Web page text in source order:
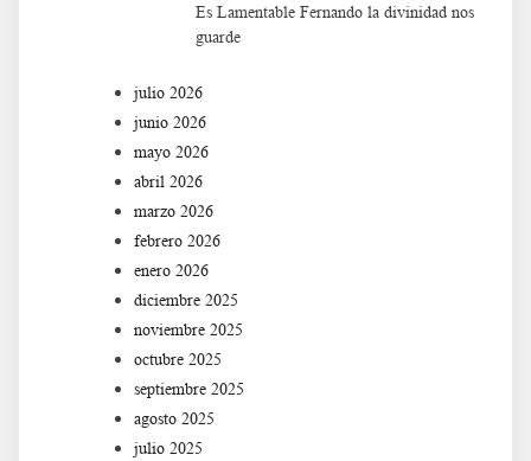
Es Lamentable Fernando la divinidad nos
guarde
julio 2026
junio 2026
mayo 2026
abril 2026
marzo 2026
febrero 2026
enero 2026
diciembre 2025
noviembre 2025
octubre 2025
septiembre 2025
agosto 2025
julio 2025